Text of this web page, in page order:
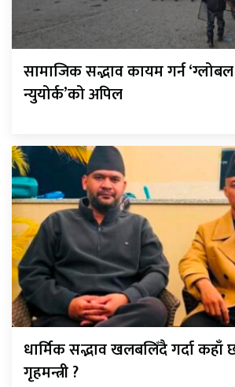
सामाजिक सद्भाव कायम गर्न
न्युयोर्क’को अपिल
धार्मिक सद्भाव खलबलिँदै गर्दा कहाँ
गृहमन्त्री ?